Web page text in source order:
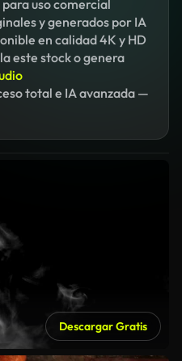
uso comercial
y generados por IA
en calidad 4K y HD
este stock o genera
total e IA avanzada —
Descargar Gratis